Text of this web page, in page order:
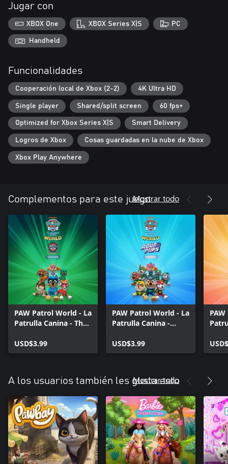
Jugar con
XBOX One XBOX Series X|S PC
Handheld
Funcionalidades
Cooperación local de Xbox (2-2) 4K Ultra HD
Single player Shared/split screen 60 fps+
Optimized for Xbox Series X|S Smart Delivery
Logros de Xbox Cosas guardadas en la nube de Xbox
Xbox Play Anywhere
Complementos para este juegoMostrar todo
PAW Patrol World - La
Patrulla Canina - The
Paquete de
uniformes
USD$3.99
PAW Patrol World - La
Patrulla Canina -
de uniformes
USD$3.99
A los usuarios también les gusta esto
Mostrar todo